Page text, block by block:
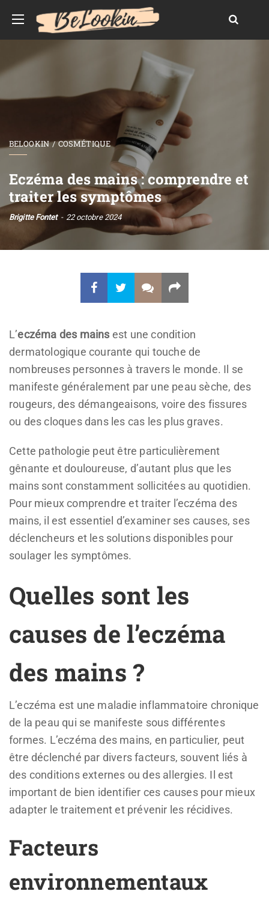
BELOOKIN COSMÉTIQUE
Eczéma des mains : comprendre et
traiter les symptômes
Brigitte Fontet 22 octobre 2024
L’eczéma des mains est une condition
dermatologique courante qui touche de
nombreuses personnes à travers le monde. Il se
manifeste généralement par une peau sèche, des
rougeurs, des démangeaisons, voire des fissures
ou des cloques dans les cas les plus graves.
Cette pathologie peut être particulièrement
gênante et douloureuse, d’autant plus que les
mains sont constamment sollicitées au quotidien.
Pour mieux comprendre et traiter l’eczéma des
mains, il est essentiel d’examiner ses causes, ses
déclencheurs et les solutions disponibles pour
soulager les symptômes.
Quelles sont les
causes de l’eczéma
des mains ?
L’eczéma est une maladie inflammatoire chronique
de la peau qui se manifeste sous différentes
formes. L’eczéma des mains, en particulier, peut
être déclenché par divers facteurs, souvent liés à
des conditions externes ou des allergies. Il est
important de bien identifier ces causes pour mieux
adapter le traitement et prévenir les récidives.
Facteurs
environnementaux